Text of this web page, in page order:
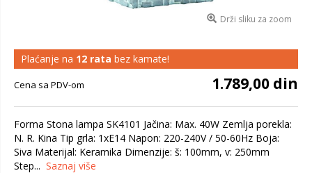
Drži sliku za zoom
Plaćanje na 12 rata bez kamate!
Cena sa PDV-om 1.789,00 din
Forma Stona lampa SK4101 Jačina: Max. 40W Zemlja porekla:
N. R. Kina Tip grla: 1xE14 Napon: 220-240V / 50-60Hz Boja:
Siva Materijal: Keramika Dimenzije: š: 100mm, v: 250mm
Step... Saznaj više